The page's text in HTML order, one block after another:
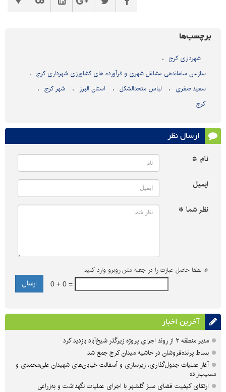
برچسب‌ها
شهرداری کرج
سازمان ساماندهی مشاغل شهری و فرآورده های کشاورزی شهرداری کرج
سعید صفری
لباس متحدالشکل استان البرز
شهر کرج
کرج
ارسال نظر
نام *
ایمیل
نظر شما *
* لطفا حاصل عبارت را در جعبه متن روبرو وارد کنید
0 + 0 =
آخرین اخبار
مدیر منطقه ۲ از روند اجرای پروژه زیرگذر شیخ‌آباد بازدید کرد
بساط پرنده‌فروشان در حاشیه میدان کرج جمع شد
آغاز عملیات جدول‌گذاری، زیرسازی و آسفالت خیابان‌های شهیدان علی‌محمدی و
مسیب‌زاده
ارتقای کیفیت فضای سبز گلشهر با اجرای عملیات نگهداشت و به‌زراعی